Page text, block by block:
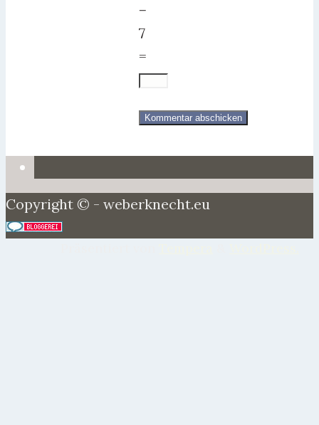
−
7
=
Copyright © - weberknecht.eu